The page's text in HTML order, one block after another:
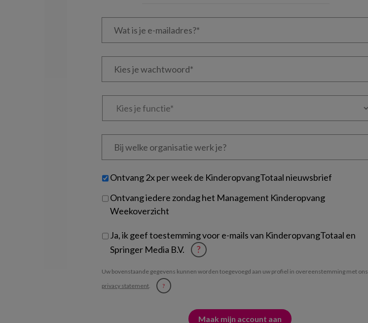
Wat
Kies
Kies
Bij
welke
je?
Untitled
Ontvang 2x per week de KinderopvangTotaal nieuwsbrief
Ontvang iedere zondag het Management Kinderopvang
Weekoverzicht
Ja, ik geef toestemming voor e-mails van KinderopvangTotaal en
Springer Media B.V.
?
Uw bovenstaande gegevens kunnen worden toegevoegd aan uw profiel in overeenstemming met ons
privacy statement. ?